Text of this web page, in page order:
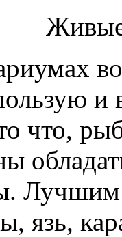
и
что,
Лучшим
язь,